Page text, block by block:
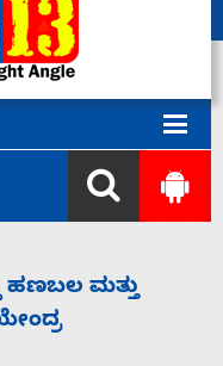
ಲಷ್ಕರ್ ಸದಸ್ಯರನ್ನು